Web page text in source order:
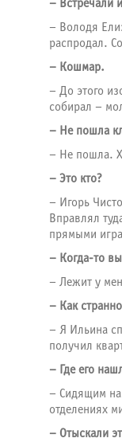
– Встречали
– Володя
распродал.
– Кошмар.
– До этого
собирал –
– Не пошла
– Не пошла.
– Это кто?
– Игорь
Вправлял
прямыми
– Когда-то
– Лежит у
– Как
– Я Ильина
получил
– Где его
– Сидящим на
отделениях
– Отыскали